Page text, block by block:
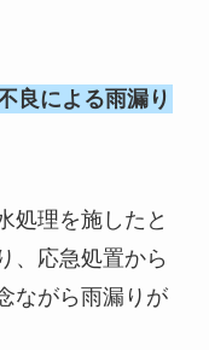
良による雨漏り
処理を施したと
、応急処置から
ながら雨漏りが